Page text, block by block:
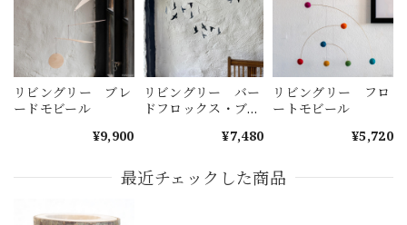
リビングリー ブレ
ードモビール
¥9,900
リビングリー バー
ドフロックス・ブラ
¥7,480
リビングリー フロ
ートモビール
¥5,720
最近チェックした商品